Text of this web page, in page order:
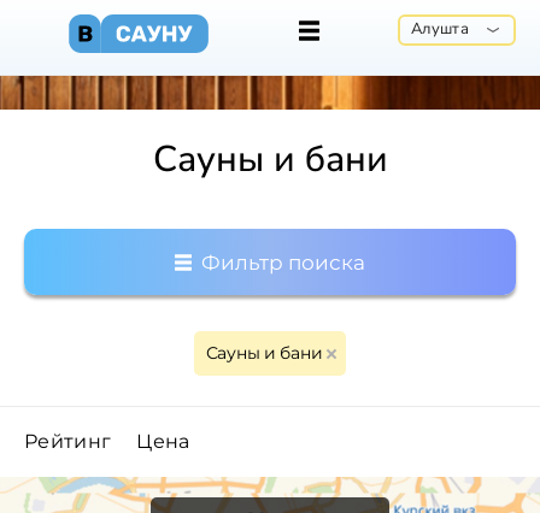
Алушта
Сауны и бани
Фильтр поиска
Сауны и бани
Рейтинг Цена